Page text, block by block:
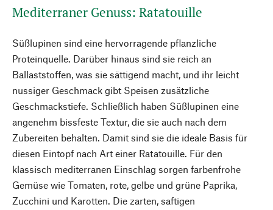
Mediterraner Genuss: Ratatouille
Süßlupinen sind eine hervorragende pflanzliche
Proteinquelle. Darüber hinaus sind sie reich an
Ballaststoffen, was sie sättigend macht, und ihr leicht
nussiger Geschmack gibt Speisen zusätzliche
Geschmackstiefe. Schließlich haben Süßlupinen eine
angenehm bissfeste Textur, die sie auch nach dem
Zubereiten behalten. Damit sind sie die ideale Basis für
diesen Eintopf nach Art einer Ratatouille. Für den
klassisch mediterranen Einschlag sorgen farbenfrohe
Gemüse wie Tomaten, rote, gelbe und grüne Paprika,
Zucchini und Karotten. Die zarten, saftigen